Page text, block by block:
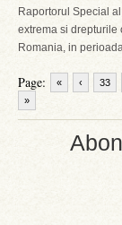
Raportorul Special
extrema si drepturile
Romania, in
Page: « ‹ 33
»